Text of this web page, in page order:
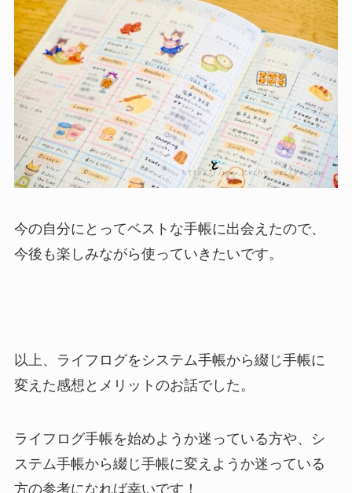
今の自分にとってベストな手帳に出会えたので、
今後も楽しみながら使っていきたいです。
以上、ライフログをシステム手帳から綴じ手帳に
変えた感想とメリットのお話でした。
ライフログ手帳を始めようか迷っている方や、シ
ステム手帳から綴じ手帳に変えようか迷っている
方の参考になれば幸いです！